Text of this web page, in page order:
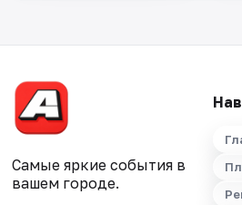
Самые яркие события в
вашем городе.